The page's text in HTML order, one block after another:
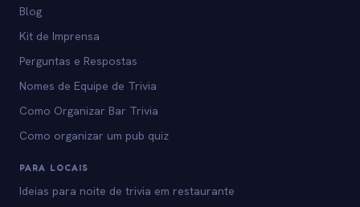
Blog
Kit de Imprensa
Perguntas e Respostas
Nomes de Equipe de Trivia
Como Organizar Bar Trivia
Como organizar um pub quiz
PARA LOCAIS
Ideias para noite de trivia em restaurante